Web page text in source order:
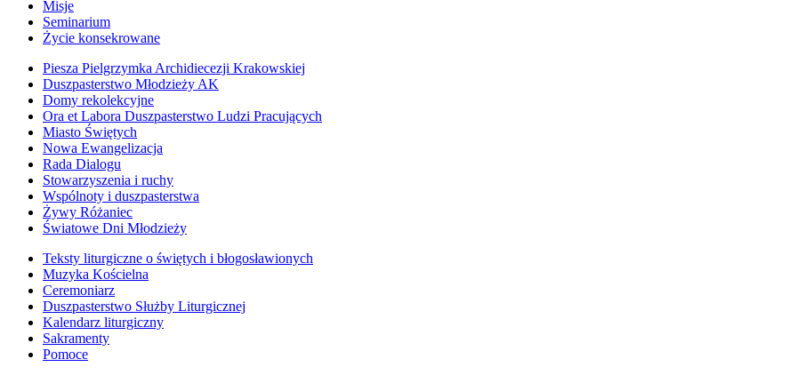
Misje
Seminarium
Życie konsekrowane
Piesza Pielgrzymka Archidiecezji Krakowskiej
Duszpasterstwo Młodzieży AK
Domy rekolekcyjne
Ora et Labora Duszpasterstwo Ludzi Pracujących
Miasto Świętych
Nowa Ewangelizacja
Rada Dialogu
Stowarzyszenia i ruchy
Wspólnoty i duszpasterstwa
Żywy Różaniec
Światowe Dni Młodzieży
Teksty liturgiczne o świętych i błogosławionych
Muzyka Kościelna
Ceremoniarz
Duszpasterstwo Służby Liturgicznej
Kalendarz liturgiczny
Sakramenty
Pomoce